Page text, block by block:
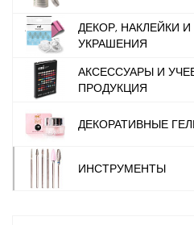
ДЕКОР, НАКЛЕЙКИ И
УКРАШЕНИЯ
АКСЕССУАРЫ И
ПРОДУКЦИЯ
ДЕКОРАТИВНЫЕ
ИНСТРУМЕНТЫ